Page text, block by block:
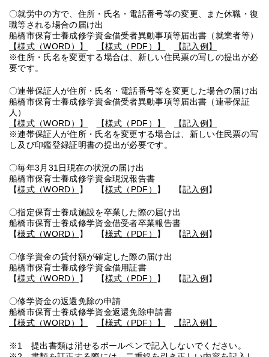
〇就労中の方で、住所・氏名・電話番号等の変更、また休職・復
職等される場合の届け出
船橋市保育士養成修学資金借受者異動事項等届出書（就業者等）
【様式（WORD）】
【様式（PDF）】
【記入例】
※住所・氏名を変更する場合は、新しい住民票の写しの提出が必
要です。
〇連帯保証人が住所・氏名・電話番号等を変更した場合の届け出
船橋市保育士養成修学資金借受者異動事項等届出書（連帯保証
人）
【様式（WORD）】
【様式（PDF）】
【記入例】
※連帯保証人が住所・氏名を変更する場合は、新しい住民票の写
し及び印鑑登録証明書の提出が必要です。
〇毎年3月31日現在の状況の届け出
船橋市保育士養成修学資金現況報告書
【様式（WORD） 】 【様式（PDF） 】 【記入例 】
〇指定保育士養成施設を卒業した際の届け出
船橋市保育士養成修学資金借受者卒業報告書
【様式（WORD） 】 【様式（PDF） 】 【記入例 】
〇修学資金の貸付額が確定した際の届け出
船橋市保育士養成修学資金借用証書
【様式（WORD） 】 【様式（PDF） 】 【記入例 】
〇修学資金の返還免除の申請
船橋市保育士養成修学資金返還免除申請書
【様式（WORD）】
【様式（PDF）】 【記入例】
※1 提出書類は消せるボールペンで記入しないでください。